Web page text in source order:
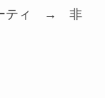
ティ → 非